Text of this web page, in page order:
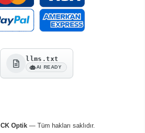
llms.txt
AI READY
CK Optik— Tüm hakları saklıdır.